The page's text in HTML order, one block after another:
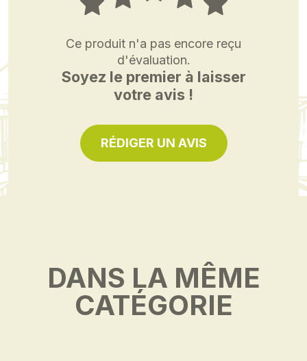
Ce produit n'a pas encore reçu
d'évaluation.
Soyez le premier à laisser
votre avis !
RÉDIGER UN AVIS
DANS LA MÊME
CATÉGORIE